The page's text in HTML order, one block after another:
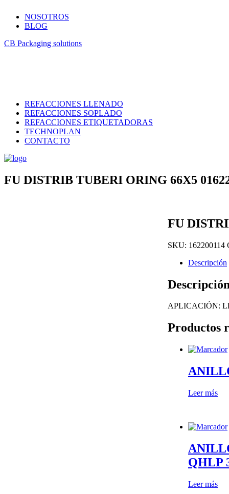
NOSOTROS
BLOG
CB Packaging solutions
REFACCIONES LLENADO
REFACCIONES SOPLADO
REFACCIONES ETIQUETADORAS
TECHNOPLAN
CONTACTO
FU DISTRIB TUBERI ORING 66X5
FU
SKU: 162200114
Descripción
APLICACIÓN:
Productos
Leer más
QHLP
Leer más